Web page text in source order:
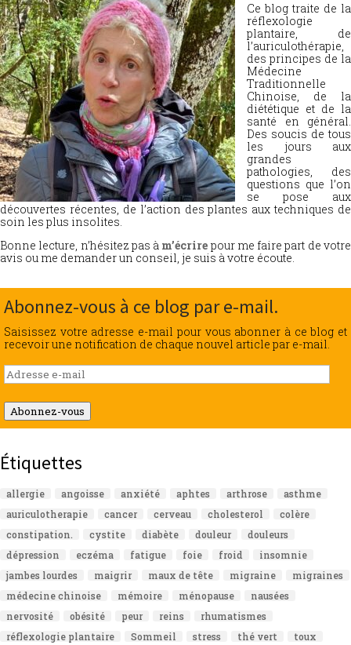
Ce blog traite de la
réflexologie
plantaire, de
l’auriculothérapie,
des principes de la
Médecine
Traditionnelle
Chinoise, de la
diététique et de la
santé en général.
Des soucis de tous
les jours aux
grandes
pathologies, des
questions que l’on
se pose aux
découvertes récentes, de l’action des plantes aux techniques de
soin les plus insolites.
Bonne lecture, n’hésitez pas à m’écrire pour me faire part de votre
avis ou me demander un conseil, je suis à votre écoute.
Abonnez-vous à ce blog par e-mail.
Saisissez votre adresse e-mail pour vous abonner à ce blog et
recevoir une notification de chaque nouvel article par e-mail.
Adresse
e-
mail
Abonnez-vous
Étiquettes
allergie angoisse anxiété aphtes arthrose
asthme
auriculotherapie
cancer cerveau cholesterol
colère
constipation.
cystite diabète douleur
douleurs
dépression
eczéma fatigue foie froid
insomnie
jambes lourdes
maigrir maux de tête migraine
migraines
médecine chinoise
mémoire ménopause
nausées
nervosité
obésité peur reins
rhumatismes
réflexologie plantaire
Sommeil stress thé vert
toux